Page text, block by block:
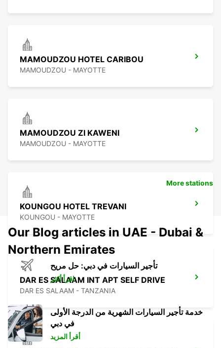
MAMOUDZOU HOTEL CARIBOU
MAMOUDZOU - MAYOTTE
MAMOUDZOU ZI KAWENI
MAMOUDZOU - MAYOTTE
KOUNGOU HOTEL TREVANI
KOUNGOU - MAYOTTE
DAR ES SALAAM INT APT SELF DRIVE
DAR ES SALAAM - TANZANIA
More stations
Our Blog articles in UAE - Dubai &
Northern Emirates
تأجير السيارات في دبي: حل مريح
اقرأ أكثر
خدمة تأجير السيارات الشهرية من الدرجة الأولى
في دبي
أقرأ المزيد